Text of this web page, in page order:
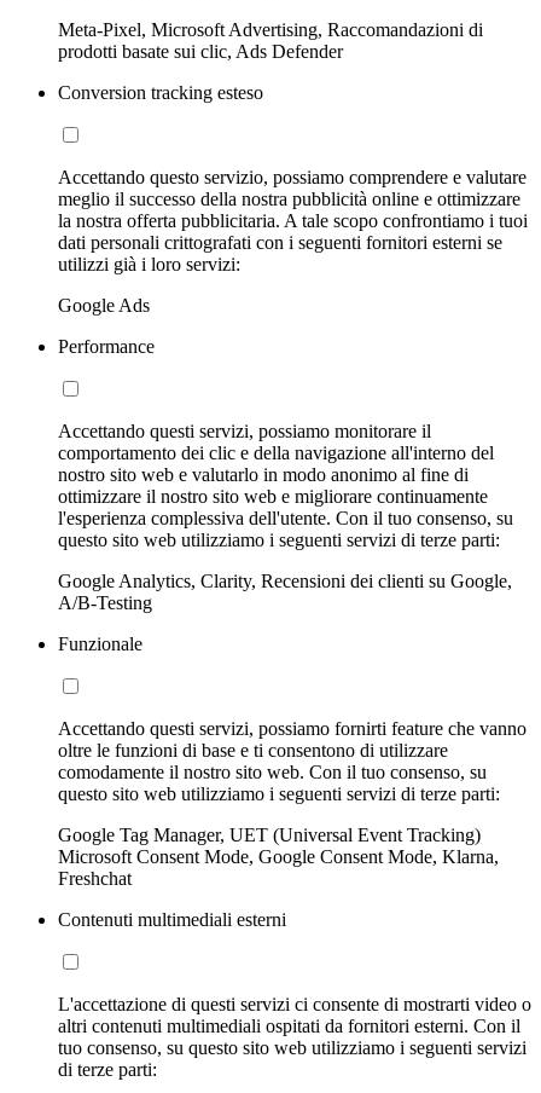
Meta-Pixel, Microsoft Advertising, Raccomandazioni di
prodotti basate sui clic, Ads Defender
Conversion tracking esteso
Accettando questo servizio, possiamo comprendere e valutare
meglio il successo della nostra pubblicità online e ottimizzare
la nostra offerta pubblicitaria. A tale scopo confrontiamo i tuoi
dati personali crittografati con i seguenti fornitori esterni se
utilizzi già i loro servizi:
Google Ads
Performance
Accettando questi servizi, possiamo monitorare il
comportamento dei clic e della navigazione all'interno del
nostro sito web e valutarlo in modo anonimo al fine di
ottimizzare il nostro sito web e migliorare continuamente
l'esperienza complessiva dell'utente. Con il tuo consenso, su
questo sito web utilizziamo i seguenti servizi di terze parti:
Google Analytics, Clarity, Recensioni dei clienti su Google,
A/B-Testing
Funzionale
Accettando questi servizi, possiamo fornirti feature che vanno
oltre le funzioni di base e ti consentono di utilizzare
comodamente il nostro sito web. Con il tuo consenso, su
questo sito web utilizziamo i seguenti servizi di terze parti:
Google Tag Manager, UET (Universal Event Tracking)
Microsoft Consent Mode, Google Consent Mode, Klarna,
Freshchat
Contenuti multimediali esterni
L'accettazione di questi servizi ci consente di mostrarti video o
altri contenuti multimediali ospitati da fornitori esterni. Con il
tuo consenso, su questo sito web utilizziamo i seguenti servizi
di terze parti: